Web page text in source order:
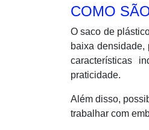
COMO
O saco de
baixa densidade,
características
praticidade.
Além disso,
trabalhar com